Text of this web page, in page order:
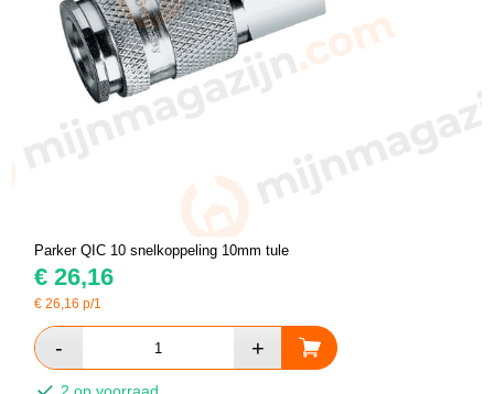
Parker QIC 10 snelkoppeling 10mm tule
€ 26,16
€26,16 p/1